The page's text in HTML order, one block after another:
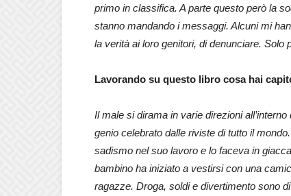
primo in classifica. A parte questo però la
stanno mandando i messaggi. Alcuni mi
la verità ai loro genitori, di denunciare.
Lavorando su questo libro cosa hai
Il male si dirama in varie direzioni
genio celebrato dalle riviste di tutto il
sadismo nel suo lavoro e lo faceva in
bambino ha iniziato a vestirsi con una
ragazze. Droga, soldi e divertimento sono